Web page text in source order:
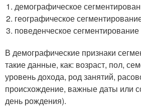
демографическое
географическое
поведенческое сегментирование
В демографические признаки
такие данные, как: возраст, пол,
уровень дохода, род занятий,
происхождение, важные даты или
день рождения).